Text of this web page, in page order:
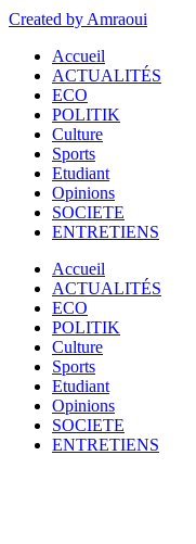
Created by Amraoui
Accueil
ACTUALITÉS
ECO
POLITIK
Culture
Sports
Etudiant
Opinions
SOCIETE
ENTRETIENS
Accueil
ACTUALITÉS
ECO
POLITIK
Culture
Sports
Etudiant
Opinions
SOCIETE
ENTRETIENS